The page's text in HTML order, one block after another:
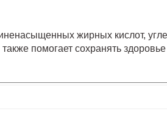
жирных кислот,
помогает сохранять